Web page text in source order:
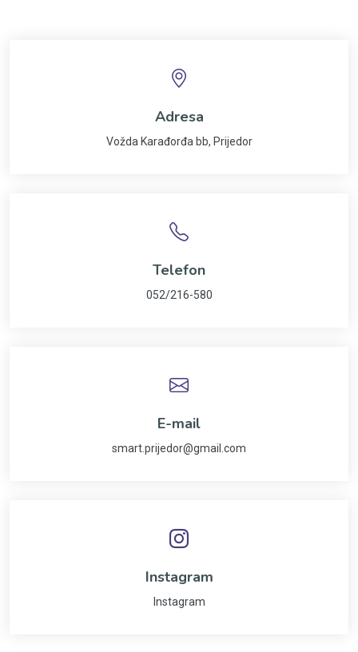
Adresa
Vožda Karađorđa bb, Prijedor
Telefon
052/216-580
E-mail
smart.prijedor@gmail.com
Instagram
Instagram